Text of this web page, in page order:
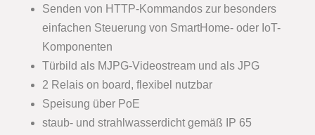
Senden von HTTP-Kommandos zur besonders
einfachen Steuerung von SmartHome- oder IoT-
Komponenten
Türbild als MJPG-Videostream und als JPG
2 Relais on board, flexibel nutzbar
Speisung über PoE
staub- und strahlwasserdicht gemäß IP 65